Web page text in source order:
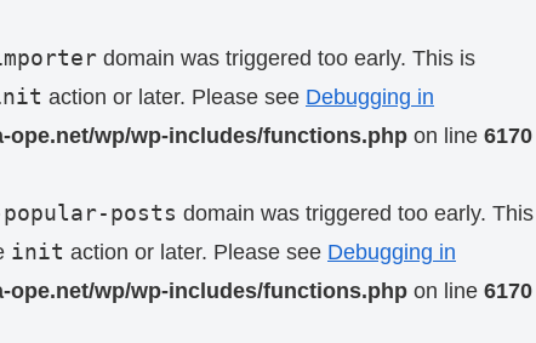
domain was triggered too early. This is
action or later. Please see Debugging in
ope.net/wp/wp-includes/functions.php on line 6170
posts domain was triggered too early. This
init action or later. Please see Debugging in
ope.net/wp/wp-includes/functions.php on line 6170